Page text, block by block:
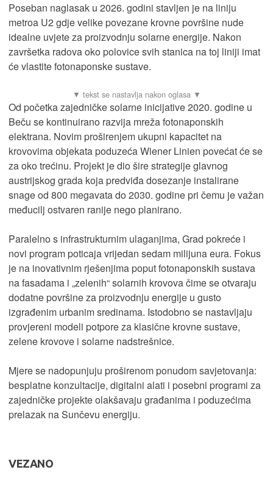
Poseban naglasak u 2026. godini stavljen je na liniju
metroa U2 gdje velike povezane krovne površine nude
idealne uvjete za proizvodnju solarne energije. Nakon
završetka radova oko polovice svih stanica na toj liniji imat
će vlastite fotonaponske sustave.
Od početka zajedničke solarne inicijative 2020. godine u
Beču se kontinuirano razvija mreža fotonaponskih
elektrana. Novim proširenjem ukupni kapacitet na
krovovima objekata poduzeća Wiener Linien povećat će se
za oko trećinu. Projekt je dio šire strategije glavnog
austrijskog grada koja predviđa dosezanje instalirane
snage od 800 megavata do 2030. godine pri čemu je važan
međucilj ostvaren ranije nego planirano.
Paralelno s infrastrukturnim ulaganjima, Grad pokreće i
novi program poticaja vrijedan sedam milijuna eura. Fokus
je na inovativnim rješenjima poput fotonaponskih sustava
na fasadama i „zelenih“ solarnih krovova čime se otvaraju
dodatne površine za proizvodnju energije u gusto
izgrađenim urbanim sredinama. Istodobno se nastavljaju
provjereni modeli potpore za klasične krovne sustave,
zelene krovove i solarne nadstrešnice.
Mjere se nadopunjuju proširenom ponudom savjetovanja:
besplatne konzultacije, digitalni alati i posebni programi za
zajedničke projekte olakšavaju građanima i poduzećima
prelazak na Sunčevu energiju.
VEZANO